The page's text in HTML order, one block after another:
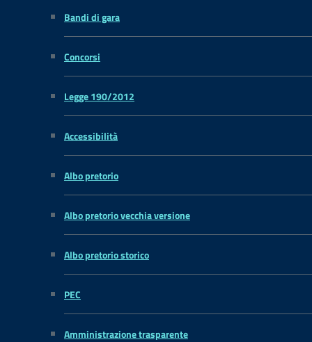
Bandi di gara
Concorsi
Legge 190/2012
Accessibilità
Albo pretorio
Albo pretorio vecchia versione
Albo pretorio storico
PEC
Amministrazione trasparente